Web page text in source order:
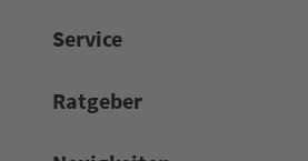
Service
Rat­ge­ber